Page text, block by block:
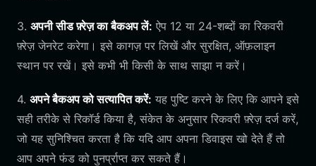
3. अपनी सीड फ़्रेज़ का बैकअप लें: ऐप 12 या 24-शब्दों का रिकवरी
फ़्रेज़ जेनरेट करेगा। इसे कागज़ पर लिखें और सुरक्षित, ऑफ़लाइन
स्थान पर रखें। इसे कभी भी किसी के साथ साझा न करें।
4. अपने बैकअप को सत्यापित करें: यह पुष्टि करने के लिए कि आपने इसे
सही तरीके से रिकॉर्ड किया है, संकेत के अनुसार रिकवरी फ़्रेज़ दर्ज करें,
जो यह सुनिश्चित करता है कि यदि आप अपना डिवाइस खो देते हैं तो
आप अपने फंड को पुनर्प्राप्त कर सकते हैं।